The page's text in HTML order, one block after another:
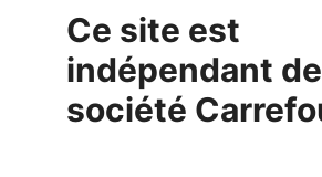
Ce site est
indépendant
société